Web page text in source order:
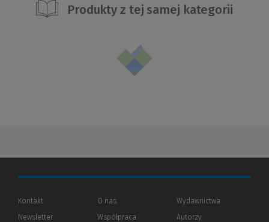
Produkty z tej samej kategorii
Kontakt
Newsletter
O nas
Współpraca
Wydawnictwa
Autorzy